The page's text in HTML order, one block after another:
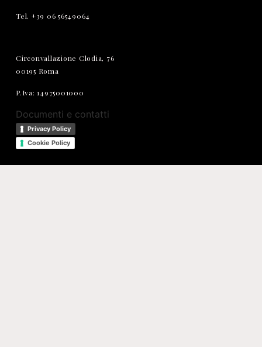
Tel. +39 06 56549064
Circonvallazione Clodia, 76
00195 Roma
P.Iva: 14975001000
Documenti e contatti
Privacy Policy
Cookie Policy